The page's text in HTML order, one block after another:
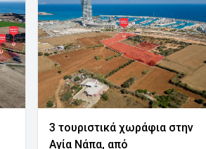
3 τουριστικά χωράφια στην
Αγία Νάπα, από